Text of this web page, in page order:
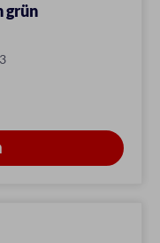
grün